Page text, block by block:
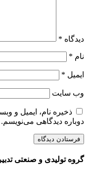
دیدگاه *
نام *
ایمیل *
وب‌ سایت
ذخیره نام، ایمیل و
دوباره دیدگاهی می‌نویسم.
گروه تولیدی و صنعتی